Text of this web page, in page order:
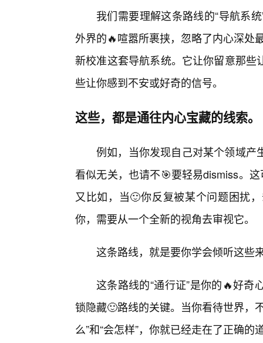
我们需要理解这条路线的“导航系
外界的🔥喧嚣所裹挟，忽略了内心深处
新校准这套导航系统。它让你留意那
些让你感到不安或好奇的信号。
这些，都是通往内心宝藏的线索。
例如，当你发现自己对某个领域产
看似无关，也请不🎯要轻易dismiss。
又比如，当🙂你反复被某个问题困扰
你，需要从一个全新的视角去审视它。
这条路线，就是要你学会倾听这些
这条路线的“通行证”是你的🔥好
锁隐藏🙂路线的关键。当你看待世界，
么”和“会怎样”，你就已经走在了正确